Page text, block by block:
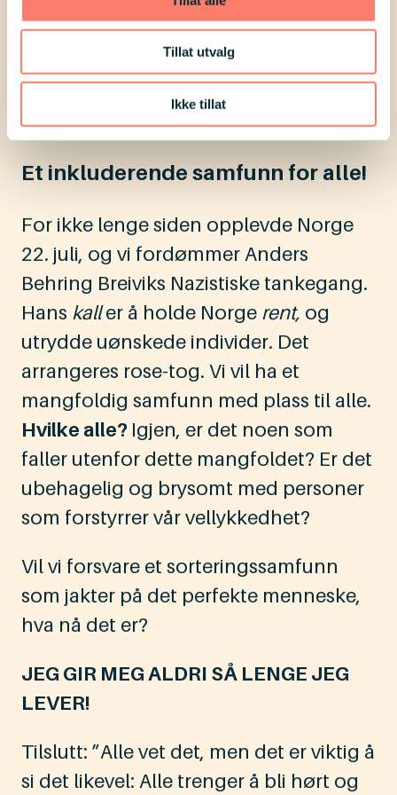
Tillat utvalg
Ikke tillat
til, og når hjelpen må gis.
Fritidsaktiviteter må tilrettelegges så
mennesker med funksjonshemning
føler seg velkommen.
Et inkluderende samfunn for alle!
For ikke lenge siden opplevde Norge
22. juli, og vi fordømmer Anders
Behring Breiviks Nazistiske tankegang.
Hans kaller å holde Norge rent, og
utrydde uønskede individer. Det
arrangeres rose-tog. Vi vil ha et
mangfoldig samfunn med plass til alle.
Hvilke alle? Igjen, er det noen som
faller utenfor dette mangfoldet? Er det
ubehagelig og brysomt med personer
som forstyrrer vår vellykkedhet?
Vil vi forsvare et sorteringssamfunn
som jakter på det perfekte menneske,
hva nå det er?
JEG GIR MEG ALDRI SÅ LENGE JEG
LEVER!
Tilslutt: ”Alle vet det, men det er viktig å
si det likevel: Alle trenger å bli hørt og